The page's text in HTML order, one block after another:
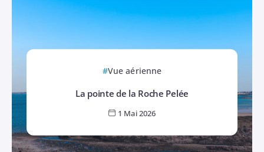
Vue aérienne
La pointe de la Roche Pelée
1 Mai 2026